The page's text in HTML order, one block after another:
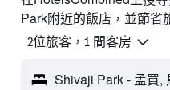
Park附近的飯店，並節省
2位旅客，1 間客房
Shivaji Park - 孟買,